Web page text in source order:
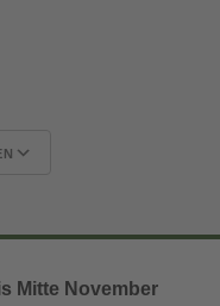
Mitte November